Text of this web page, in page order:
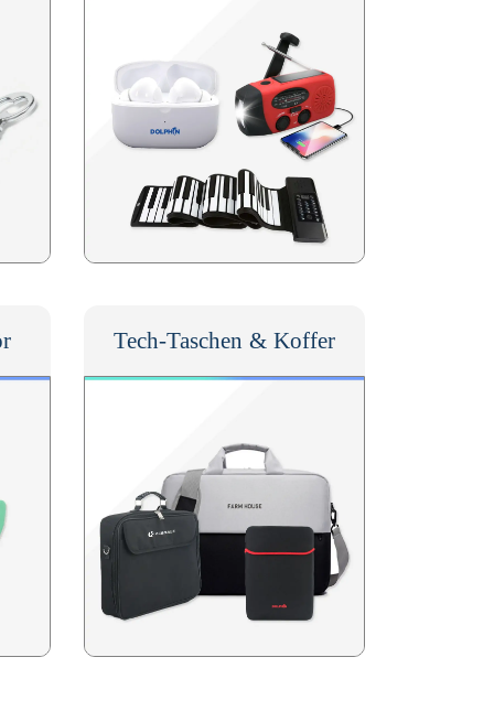
Tech-Taschen & Koffer